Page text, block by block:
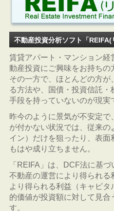
不動産投資分析ソフト「
賃貸アパート・マンション
動産投資にご興味をお持ちの
その一方で、ほとんどの方
る方法や、国債・投資信託
手段を持っていないのが現実
昨今のように景気が不安定
が付かない状況では、従来
イン）だけを狙ったり、表
もはや成り立ちません。
「REIFA」は、DCF法に基
不動産の運営により得られ
より得られる利益（キャピ
的価値が投資額に対して見
す。